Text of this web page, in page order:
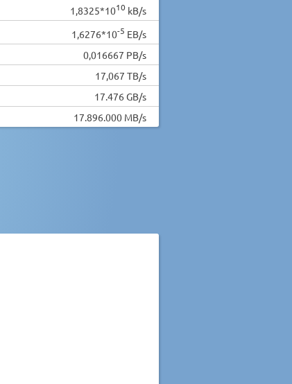
1,8325*1010 kB/s
1,6276*10-5 EB/s
0,016667 PB/s
17,067 TB/s
17.476 GB/s
17.896.000 MB/s